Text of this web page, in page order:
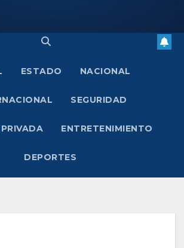
ESTADO NACIONAL
SEGURIDAD
ENTRETENIMIENTO
DEPORTES